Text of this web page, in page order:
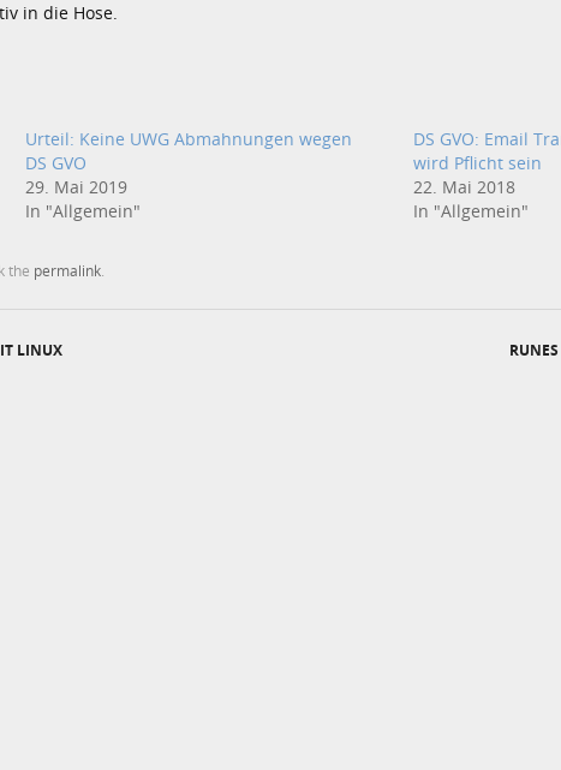
in die Hose.
Urteil: Keine UWG Abmahnungen wegen
DS GVO
29. Mai 2019
In "Allgemein"
DS GVO: Email
wird Pflicht sein
22. Mai 2018
In "Allgemein"
the permalink
LINUX